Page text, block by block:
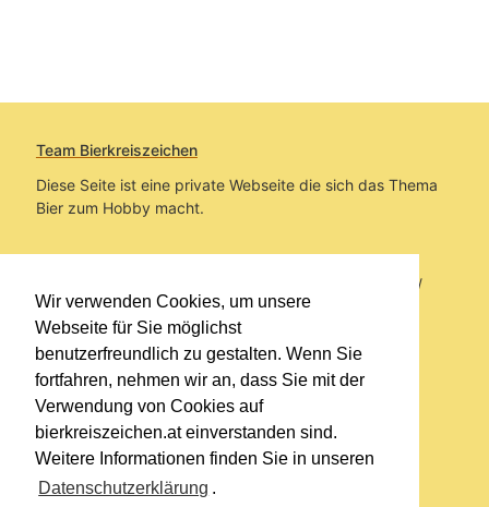
Wir verwenden Cookies, um unsere
Webseite für Sie möglichst
benutzerfreundlich zu gestalten. Wenn Sie
fortfahren, nehmen wir an, dass Sie mit der
Verwendung von Cookies auf
bierkreiszeichen.at einverstanden sind.
Weitere Informationen finden Sie in unseren
Datenschutzerklärung .
Team Bierkreiszeichen
Diese Seite ist eine private Webseite die sich das Thema
Bier zum Hobby macht.
Sie befinden sich auf https://www.bierkreiszeichen.at/
im Pfad:Bierkreiszeichen/Gesammelte Biere
Erstellt: 2026-08-07
Links
Impressum
Datenschutzerklärung